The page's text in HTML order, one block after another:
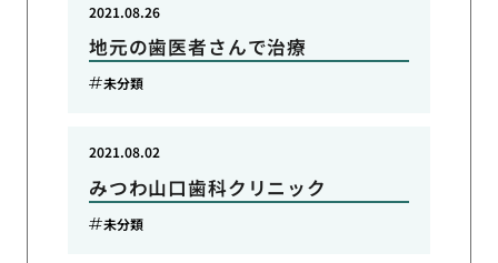
地元の歯医者さんで治療
2021.08.26
未分類
みつわ山口歯科クリニック
2021.08.02
未分類